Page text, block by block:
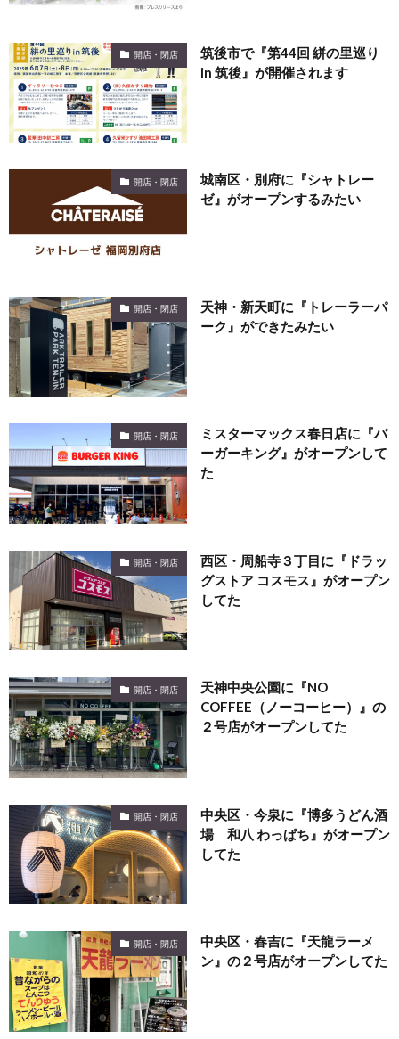
開店・閉店
筑後市で『第44回 絣の里巡り
in 筑後』が開催されます
開店・閉店
城南区・別府に『シャトレー
ゼ』がオープンするみたい
開店・閉店
天神・新天町に『トレーラーパ
ーク』ができたみたい
開店・閉店
ミスターマックス春日店に『バ
ーガーキング』がオープンして
た
開店・閉店
西区・周船寺３丁目に『ドラッ
グストア コスモス』がオープン
してた
開店・閉店
天神中央公園に『NO
COFFEE（ノーコーヒー）』の
２号店がオープンしてた
開店・閉店
中央区・今泉に『博多うどん酒
場 和八 わっぱち』がオープン
してた
開店・閉店
中央区・春吉に『天龍ラーメ
ン』の２号店がオープンしてた